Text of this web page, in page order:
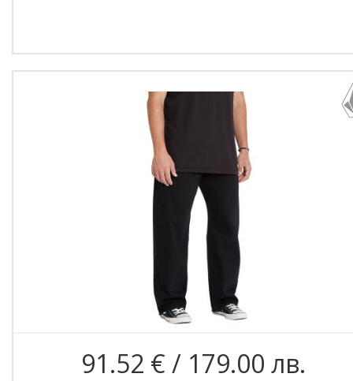
91.52 € / 179.00 лв.